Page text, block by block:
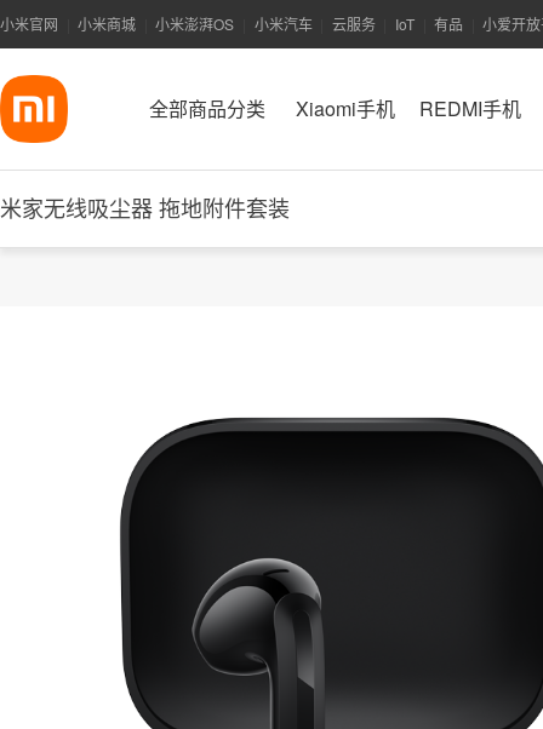
小米官网 小米商城 小米澎湃OS 小米汽车 云服务 IoT 有品 小爱开
全部商品分类 Xiaomi手机 REDMI手机
米家无线吸尘器 拖地附件套装